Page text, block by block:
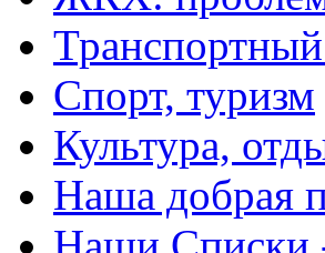
Спорт, туризм
Культура,
Наша добрая